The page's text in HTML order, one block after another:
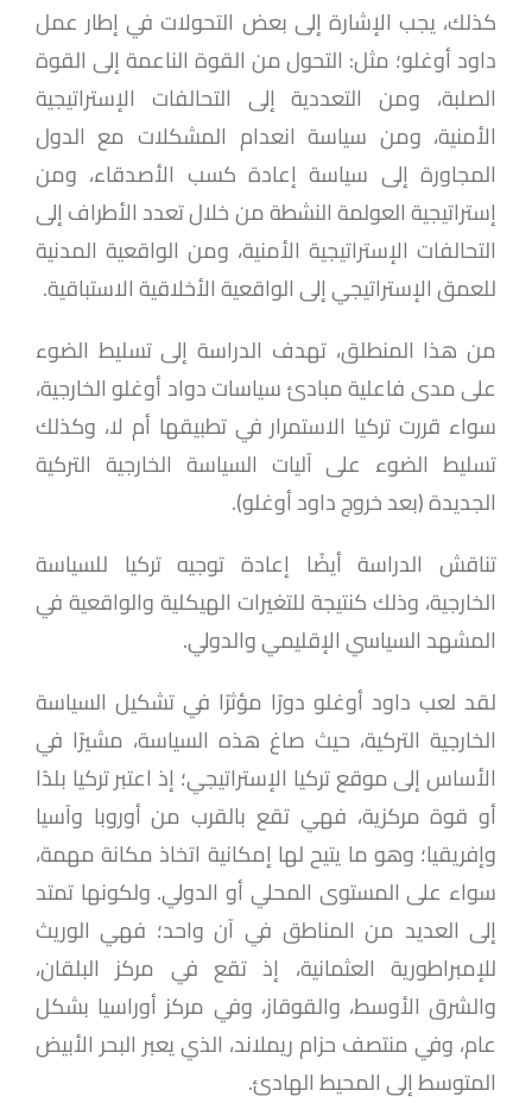
كذلك، يجب الإشارة إلى بعض التحولات في إطار عمل
داود أوغلو؛ مثل: التحول من القوة الناعمة إلى القوة
الصلبة، ومن التعددية إلى التحالفات الإستراتيجية
الأمنية، ومن سياسة انعدام المشكلات مع الدول
المجاورة إلى سياسة إعادة كسب الأصدقاء، ومن
إستراتيجية العولمة النشطة من خلال تعدد الأطراف إلى
التحالفات الإستراتيجية الأمنية، ومن الواقعية المدنية
للعمق الإستراتيجي إلى الواقعية الأخلاقية الاستباقية.
من هذا المنطلق، تهدف الدراسة إلى تسليط الضوء
على مدى فاعلية مبادئ سياسات دواد أوغلو الخارجية،
سواء قررت تركيا الاستمرار في تطبيقها أم لا، وكذلك
تسليط الضوء على آليات السياسة الخارجية التركية
الجديدة (بعد خروج داود أوغلو).
تناقش الدراسة أيضًا إعادة توجيه تركيا للسياسة
الخارجية، وذلك كنتيجة للتغيرات الهيكلية والواقعية في
المشهد السياسي الإقليمي والدولي.
لقد لعب داود أوغلو دورًا مؤثرًا في تشكيل السياسة
الخارجية التركية، حيث صاغ هذه السياسة، مشيرًا في
الأساس إلى موقع تركيا الإستراتيجي؛ إذ اعتبر تركيا بلدًا
أو قوة مركزية، فهي تقع بالقرب من أوروبا وآسيا
وإفريقيا؛ وهو ما يتيح لها إمكانية اتخاذ مكانة مهمة،
سواء على المستوى المحلي أو الدولي. ولكونها تمتد
إلى العديد من المناطق في آن واحد؛ فهي الوريث
للإمبراطورية العثمانية، إذ تقع في مركز البلقان،
والشرق الأوسط، والقوقاز، وفي مركز أوراسيا بشكل
عام، وفي منتصف حزام ريملاند، الذي يعبر البحر الأبيض
المتوسط إلى المحيط الهادئ.